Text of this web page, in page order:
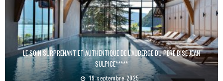
LE SOIN SURPRENANT ET AUTHENTIQUE DE L’AUBERGE DU PÈRE BISE JEAN
SULPICE*****
19 septembre 2025